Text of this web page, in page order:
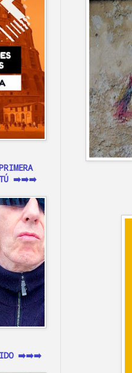
TÚ ➡️➡️➡️
➡️➡️➡️